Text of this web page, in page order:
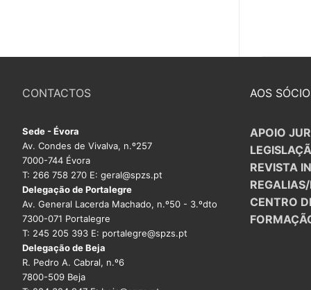
CONTACTOS
Sede - Évora
Av. Condes de Vivalva, n.º257
7000-744 Évora
T: 266 758 270 E: geral@spzs.pt
Delegação de Portalegre
Av. General Lacerda Machado, n.º50 - 3.ºdto
7300-071 Portalegre
T: 245 205 393 E: portalegre@spzs.pt
Delegação de Beja
R. Pedro A. Cabral, n.º6
7800-509 Beja
AOS
APOIO
REVISTA
CENTRO